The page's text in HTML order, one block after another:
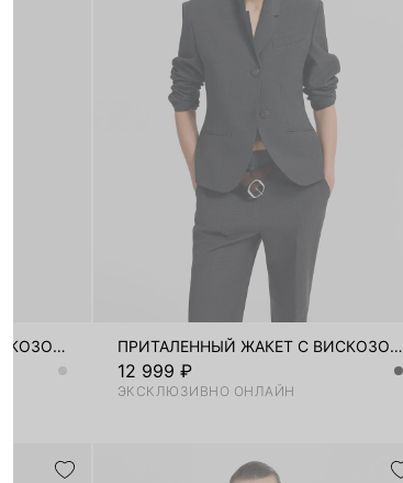
ПРИТАЛЕННЫЙ ЖАКЕТ С ВИСКОЗОЙ ПРИТАЛЕННЫЙ ЖАКЕТ С ВИСКОЗОЙ
12 999 ₽
ЭКСКЛЮЗИВНО ОНЛАЙН